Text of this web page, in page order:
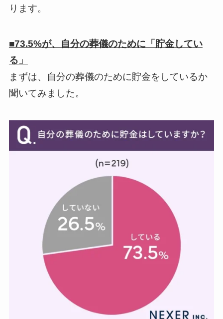
ります。
■73.5%が、自分の葬儀のために「貯金してい
る」
まずは、自分の葬儀のために貯金をしているか
聞いてみました。